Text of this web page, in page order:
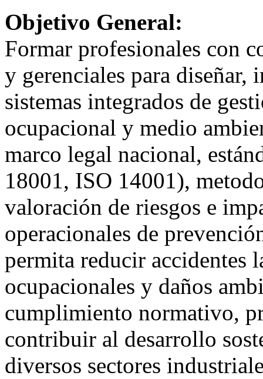
Objetivo General:
Formar profesionales con
y gerenciales para diseñar,
sistemas integrados de
ocupacional y medio
marco legal nacional,
18001, ISO 14001),
valoración de riesgos e
operacionales de
permita reducir accidentes
ocupacionales y daños
cumplimiento normativo,
contribuir al desarrollo
diversos sectores